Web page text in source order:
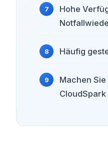
Hohe
Häufig
Machen
CloudSpark